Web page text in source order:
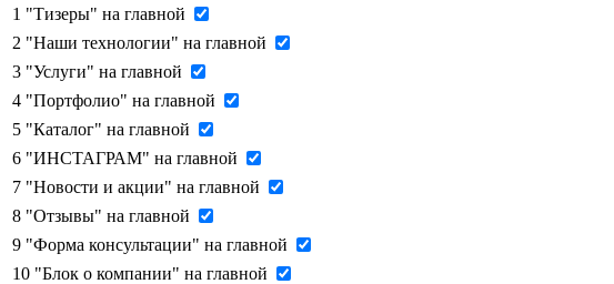
1 "Тизеры" на главной
2 "Наши технологии" на главной
3 "Услуги" на главной
4 "Портфолио" на главной
5 "Каталог" на главной
6 "ИНСТАГРАМ" на главной
7 "Новости и акции" на главной
8 "Отзывы" на главной
9 "Форма консультации" на главной
10 "Блок о компании" на главной